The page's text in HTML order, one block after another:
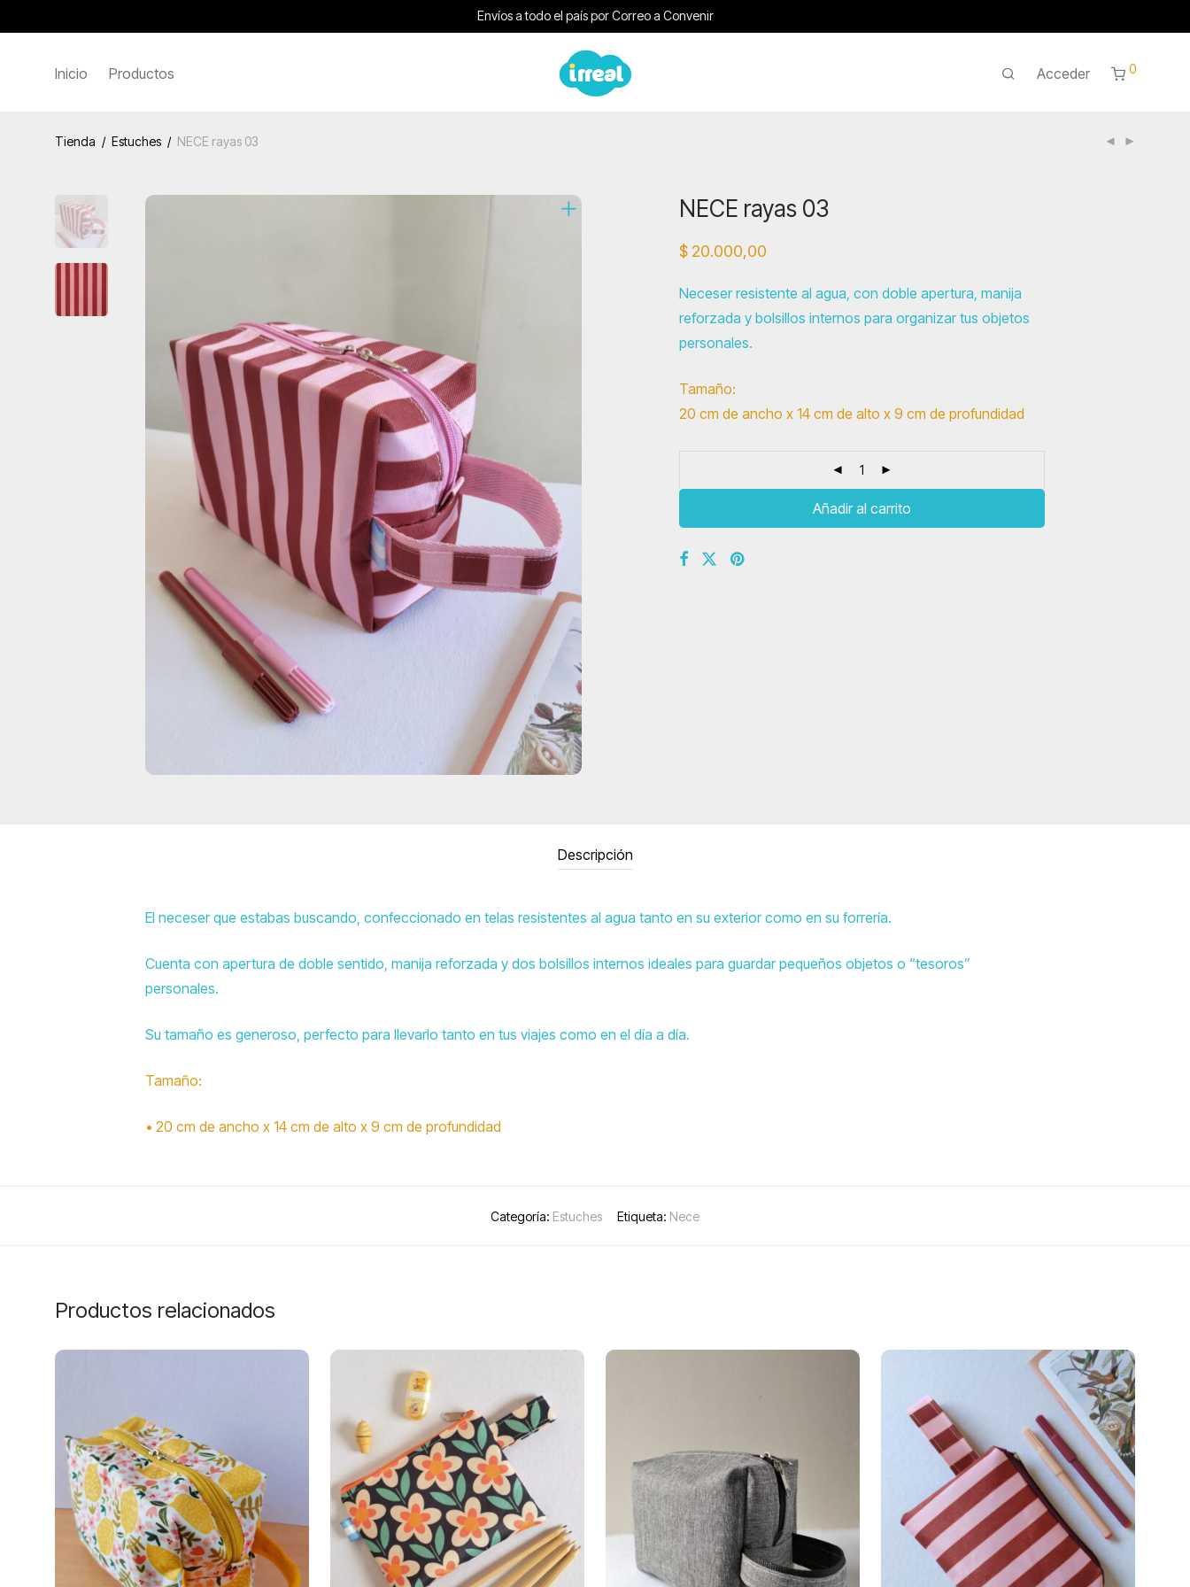
Envíos a todo el país por Correo a Convenir
Inicio Productos Acceder 0
Tienda / Estuches / NECE rayas 03
NECE rayas 03
$ 20.000,00
Neceser resistente al agua, con doble apertura, manija
reforzada y bolsillos internos para organizar tus objetos
personales.
Tamaño:
20 cm de ancho x 14 cm de alto x 9 cm de profundidad
Añadir al carrito
Descripción
El neceser que estabas buscando, confeccionado en telas resistentes al agua tanto en su exterior como en su forrería.
Cuenta con apertura de doble sentido, manija reforzada y dos bolsillos internos ideales para guardar pequeños objetos o “tesoros”
personales.
Su tamaño es generoso, perfecto para llevarlo tanto en tus viajes como en el día a día.
Tamaño:
• 20 cm de ancho x 14 cm de alto x 9 cm de profundidad
Categoría: Estuches Etiqueta: Nece
Productos relacionados